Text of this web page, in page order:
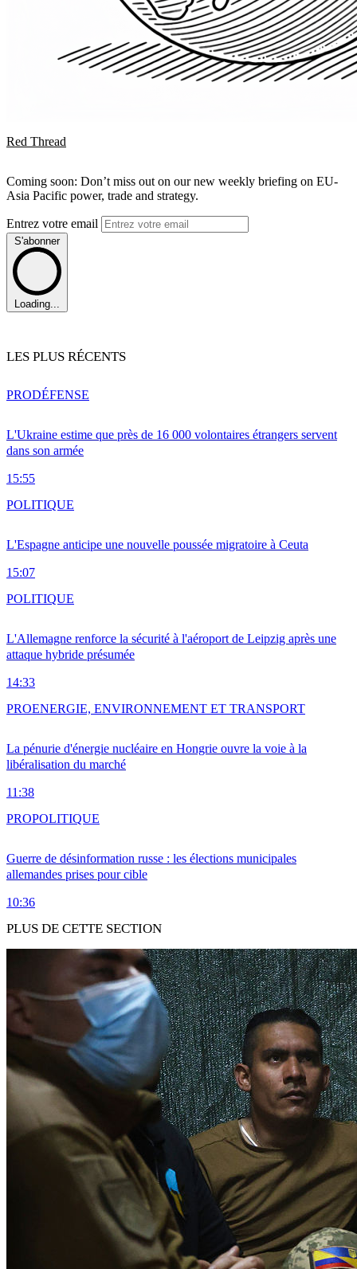
Red Thread
Coming soon: Don’t miss out on our new weekly briefing on EU-
Asia Pacific power, trade and strategy.
Entrez votre email
S'abonner
Loading...
LES PLUS RÉCENTS
L'Ukraine estime que près de 16 000 volontaires étrangers servent
dans son armée
15:55
PRODÉFENSE
L'Espagne anticipe une nouvelle poussée migratoire à Ceuta
15:07
POLITIQUE
L'Allemagne renforce la sécurité à l'aéroport de Leipzig après une
attaque hybride présumée
14:33
POLITIQUE
La pénurie d'énergie nucléaire en Hongrie ouvre la voie à la
libéralisation du marché
11:38
PROENERGIE, ENVIRONNEMENT ET TRANSPORT
Guerre de désinformation russe : les élections municipales
allemandes prises pour cible
10:36
PROPOLITIQUE
PLUS DE CETTE SECTION